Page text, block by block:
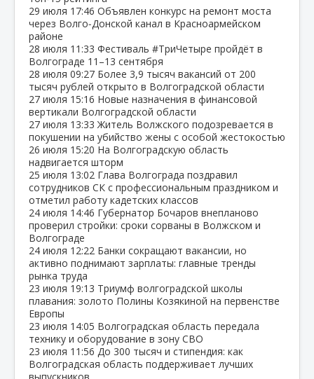
29 июля 17:46 Объявлен конкурс на ремонт моста
через Волго‑Донской канал в Красноармейском
районе
28 июля 11:33 Фестиваль #ТриЧетыре пройдёт в
Волгограде 11–13 сентября
28 июля 09:27 Более 3,9 тысяч вакансий от 200
тысяч рублей открыто в Волгоградской области
27 июля 15:16 Новые назначения в финансовой
вертикали Волгоградской области
27 июля 13:33 Житель Волжского подозревается в
покушении на убийство жены с особой жестокостью
26 июля 15:20 На Волгоградскую область
надвигается шторм
25 июля 13:02 Глава Волгограда поздравил
сотрудников СК с профессиональным праздником и
отметил работу кадетских классов
24 июля 14:46 Губернатор Бочаров внепланово
проверил стройки: сроки сорваны в Волжском и
Волгограде
24 июля 12:22 Банки сокращают вакансии, но
активно поднимают зарплаты: главные тренды
рынка труда
23 июля 19:13 Триумф волгоградской школы
плавания: золото Полины Козякиной на первенстве
Европы
23 июля 14:05 Волгоградская область передала
технику и оборудование в зону СВО
23 июля 11:56 До 300 тысяч и стипендия: как
Волгоградская область поддерживает лучших